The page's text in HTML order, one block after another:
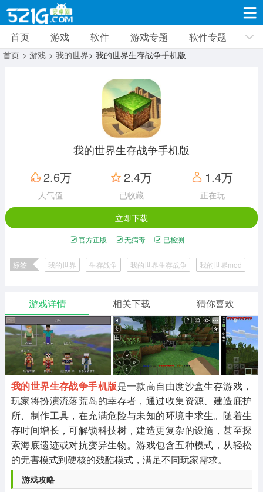
游戏 软件 游戏专题 软件专题 新闻资讯
8693款应用
动作闯关
12964款应用
赛车竞速
3630款应用
卡牌对战
2051款应用
体育运动
1279款应用
手游辅助
1958款应用
二次元
模拟经营
传奇手游
仙侠手游
485款应用
手赚网赚
446款应用
绝地求生
34款应用
三国游戏
3933款应用
我的世界
69款应用
像素游戏
700款应用
其他
981款应用
末日游戏
1406款应用
pc游戏
3444款应用
游戏攻略
63款应用
软件教程
热点新闻
首页 游戏 软件 游戏专题 软件专题
首页 > 游戏 > 我的世界> 我的世界生存战争手机版
我的世界生存战争手机版
2.6万
人气值
2.4万
已收藏
1.4万
正在玩
立即下载
官方正版 无病毒 已检测
标签 我的世界 生存战争 我的世界生存战争
我的世界mod
游戏详情 相关下载 猜你喜欢
我的世界生存战争手机版是一款高自由度沙盒生存游戏，
玩家将扮演流落荒岛的幸存者，通过收集资源、建造庇护
所、制作工具，在充满危险与未知的环境中求生。随着生
存时间增长，可解锁科技树，建造更复杂的设施，甚至探
索海底遗迹或对抗变异生物。游戏包含五种模式，从轻松
的无害模式到硬核的残酷模式，满足不同玩家需求。
游戏攻略